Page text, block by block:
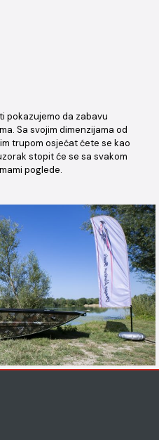
pokazujemo da zabavu
Sa svojim dimenzijama od
trupom osjećat ćete se kao
stopit će se sa svakom
poglede.